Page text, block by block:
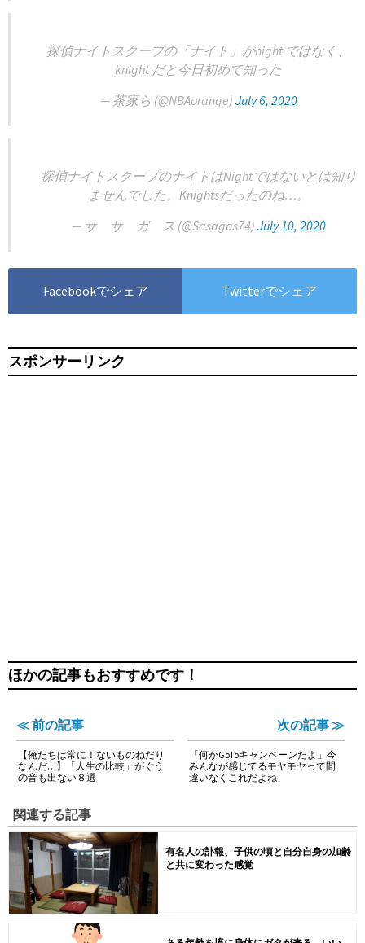
探偵ナイトスクープの「ナイト」がnight ではなく、
knight だと今日初めて知った
— 茶家ら (@NBAorange) July 6, 2020
探偵ナイトスクープのナイトはNightではないとは知り
ませんでした。Knightsだったのね…。
— サ サ ガ ス (@Sasagas74) July 10, 2020
Facebookでシェア Twitterでシェア
スポンサーリンク
ほかの記事もおすすめです！
≪ 前の記事
【俺たちは常に！ないものねだり
なんだ…】「人生の比較」がぐう
の音も出ない８選
次の記事 ≫
「何がGoToキャンペーンだよ」今
みんなが感じてるモヤモヤって間
違いなくこれだよね
関連する記事
有名人の訃報、子供の頃と自分自身の加齢
と共に変わった感覚